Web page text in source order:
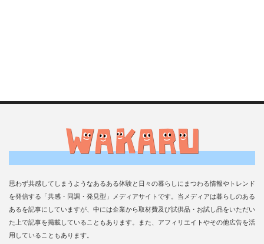
思わず共感してしまうようなあるある体験と日々の暮らしにまつわる情報やトレンド
を発信する「共感・同調・発見型」メディアサイトです。当メディアは暮らしのある
あるを記事にしていますが、中には企業から取材費及び試供品・お試し品をいただい
た上で記事を掲載していることもあります。また、アフィリエイトやその他広告を活
用していることもあります。